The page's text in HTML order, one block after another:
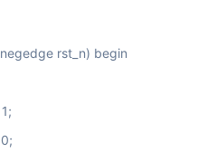
rst_n) begin